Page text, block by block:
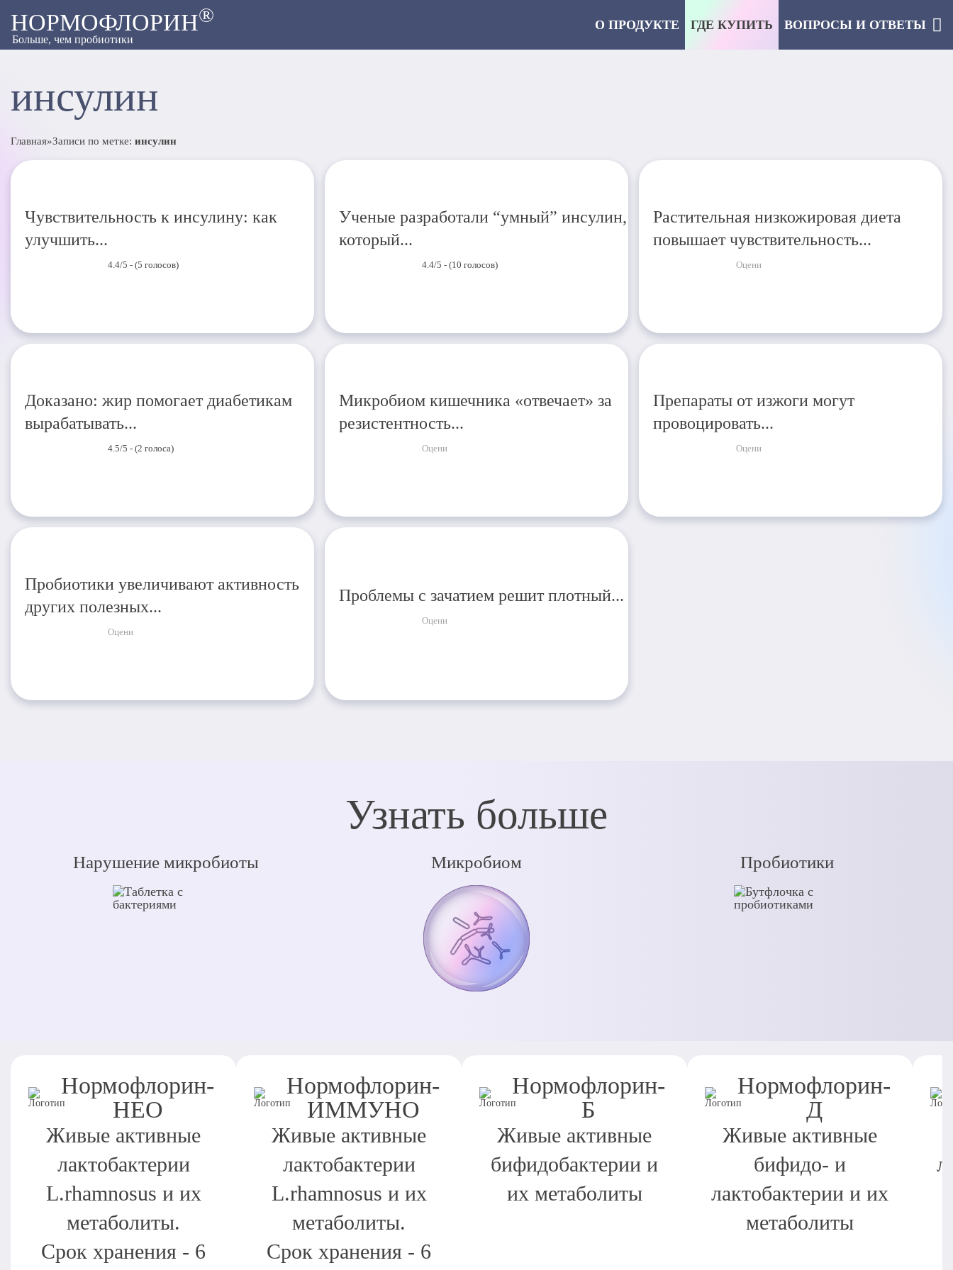
НОРМОФЛОРИН®
Больше, чем пробиотики
О ПРОДУКТЕ ГДЕ КУПИТЬ ВОПРОСЫ И ОТВЕТЫ
инсулин
Главная»Записи по метке: инсулин
Чувствительность к инсулину: как
улучшить...
4.4/5 - (5 голосов)
Ученые разработали “умный” инсулин,
который...
4.4/5 - (10 голосов)
Растительная низкожировая диета
повышает чувствительность...
Оцени
Доказано: жир помогает диабетикам
вырабатывать...
4.5/5 - (2 голоса)
Микробиом кишечника «отвечает» за
резистентность...
Оцени
Препараты от изжоги могут
провоцировать...
Оцени
Пробиотики увеличивают активность
других полезных...
Оцени
Проблемы с зачатием решит плотный...
Оцени
Узнать больше
Нарушение микробиоты Микробиом Пробиотики
Нормофлорин-
НЕО
Живые активные
лактобактерии
L.rhamnosus и их
метаболиты.
Срок хранения - 6
Нормофлорин-
ИММУНО
Живые активные
лактобактерии
L.rhamnosus и их
метаболиты.
Срок хранения - 6
Нормофлорин-
Б
Живые активные
бифидобактерии и
их метаболиты
Нормофлорин-
Д
Живые активные
бифидо- и
лактобактерии и их
метаболиты